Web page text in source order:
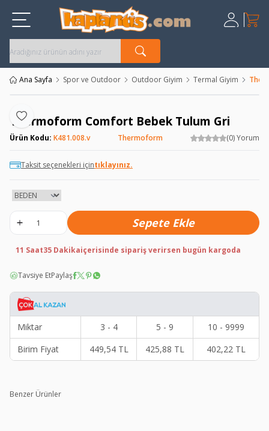
Üye
Kayıt Ol
Sepet
Ana Sayfa Spor ve Outdoor Outdoor Giyim Termal Giyim
Favoriye Ekle
Thermoform Comfort Bebek Tulum Gri
Ürün Kodu: K481.008.v Thermoform (0) Yorum
Taksit seçenekleri içintıklayınız.
Sepete Ekle
11 Saat35 Dakikaiçerisinde sipariş verirsen bugün kargoda
Tavsiye EtPaylaş
Miktar 3 - 4 5 - 9
10 - 9999
Birim Fiyat
449,54 TL 425,88 TL 402,22 TL
Benzer Ürünler